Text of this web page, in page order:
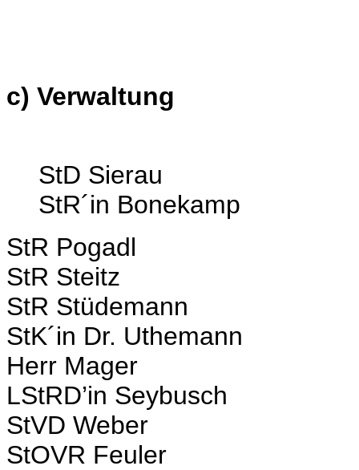
c) Verwaltung
StD Sierau
StR´in Bonekamp
StR Pogadl
StR Steitz
StR Stüdemann
StK´in Dr. Uthemann
Herr Mager
LStRD’in Seybusch
StVD Weber
StOVR Feuler